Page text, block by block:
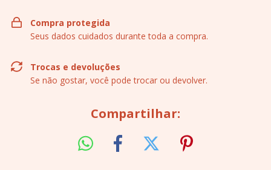
Compra protegida
Seus dados cuidados durante toda a compra.
Trocas e devoluções
Se não gostar, você pode trocar ou devolver.
Compartilhar: